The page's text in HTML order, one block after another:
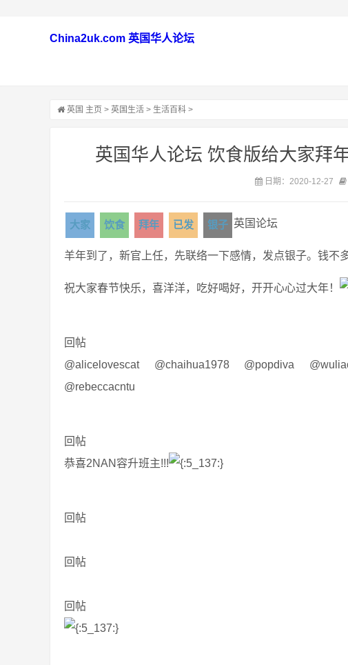
China2uk.com 英国华人论坛
英国 主页 > 英国生活 > 生活百科 >
英国华人论坛 饮食版给大家拜
日期：2020-12-27
大家 饮食 拜年 已发 银子 英国论坛
羊年到了，新官上任，先联络一下感情，发点银子。钱不
祝大家春节快乐，喜洋洋，吃好喝好，开开心心过大年！
回帖
@alicelovescat @chaihua1978 @popdiva
@rebeccacntu
回帖
恭喜2NAN容升班主!!!
回帖
回帖
回帖